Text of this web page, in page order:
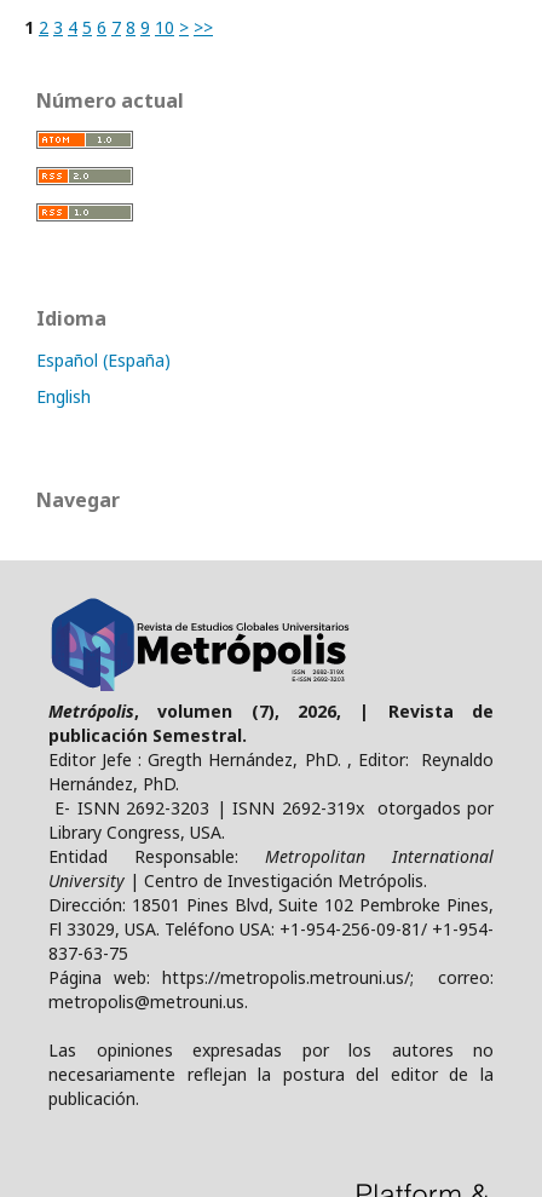
1 2 3 4 5 6 7 8 9 10 > >>
Número actual
Idioma
Español (España)
English
Navegar
Metrópolis, volumen (7), 2026, | Revista de
publicación Semestral.
Editor Jefe : Gregth Hernández, PhD. , Editor: Reynaldo
Hernández, PhD.
E- ISNN 2692-3203 | ISNN 2692-319x otorgados por
Library Congress, USA.
Entidad Responsable: Metropolitan International
University | Centro de Investigación Metrópolis.
Dirección: 18501 Pines Blvd, Suite 102 Pembroke Pines,
Fl 33029, USA. Teléfono USA: +1-954-256-09-81/ +1-954-
837-63-75
Página web: https://metropolis.metrouni.us/; correo:
metropolis@metrouni.us.
Las opiniones expresadas por los autores no
necesariamente reflejan la postura del editor de la
publicación.